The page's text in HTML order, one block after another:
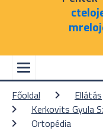
Főoldal
Ellátás
Kerkovits Gyula
Ortopédia